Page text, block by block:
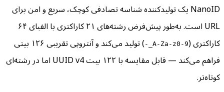
NanoID یک تولیدکننده شناسه تصادفی کوچک، سریع و امن برای
URL است. به‌طور پیش‌فرض رشته‌های ۲۱ کاراکتری با الفبای ۶۴
کاراکتری (A-Za-z0-9_-
) تولید می‌کند و آنتروپی تقریبی ۱۲۶ بیتی
فراهم می‌کند — قابل مقایسه با ۱۲۲ بیت UUID v4 اما در رشته‌ای
کوتاه‌تر.